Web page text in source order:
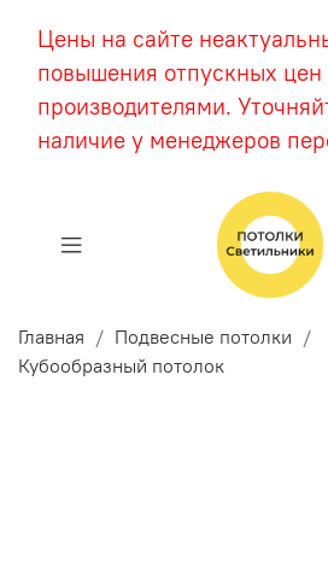
Цены на сайте
повышения отпускных цен
производителями.
наличие у менеджеров
Главная
Подвесные потолки
Кубообразный потолок